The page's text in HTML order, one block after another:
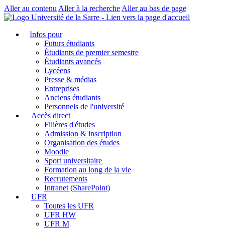
Aller au contenu Aller à la recherche Aller au bas de page
Infos pour
Futurs étudiants
Étudiants de premier semestre
Étudiants avancés
Lycéens
Presse & médias
Entreprises
Anciens étudiants
Personnels de l'université
Accès direct
Filières d'études
Admission & inscription
Organisation des études
Moodle
Sport universitaire
Formation au long de la vie
Recrutements
Intranet (SharePoint)
UFR
Toutes les UFR
UFR HW
UFR M